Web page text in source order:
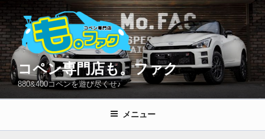
ン
テ
ン
ツ
へ
プ
コペン専門店も。ファク
880&400コペンを遊び尽くせ♪
メニュー